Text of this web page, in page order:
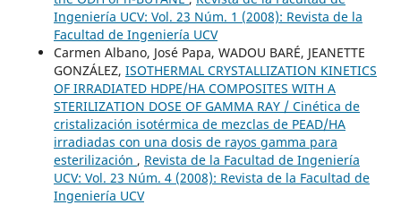
Ingeniería UCV: Vol. 23 Núm. 1 (2008): Revista de la
Facultad de Ingeniería UCV
Carmen Albano, José Papa, WADOU BARÉ, JEANETTE
GONZÁLEZ, ISOTHERMAL CRYSTALLIZATION KINETICS
OF IRRADIATED HDPE/HA COMPOSITES WITH A
STERILIZATION DOSE OF GAMMA RAY / Cinética de
cristalización isotérmica de mezclas de PEAD/HA
irradiadas con una dosis de rayos gamma para
esterilización , Revista de la Facultad de Ingeniería
UCV: Vol. 23 Núm. 4 (2008): Revista de la Facultad de
Ingeniería UCV